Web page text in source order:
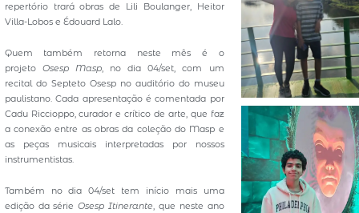
repertório trará obras de Lili Boulanger, Heitor
Villa-Lobos e Édouard Lalo.
Quem também retorna neste mês é o
projeto Osesp Masp, no dia 04/set, com um
recital do Septeto Osesp no auditório do museu
paulistano. Cada apresentação é comentada por
Cadu Riccioppo, curador e crítico de arte, que faz
a conexão entre as obras da coleção do Masp e
as peças musicais interpretadas por nossos
instrumentistas.
Também no dia 04/set tem início mais uma
edição da sérieOsesp Itinerante, que neste ano